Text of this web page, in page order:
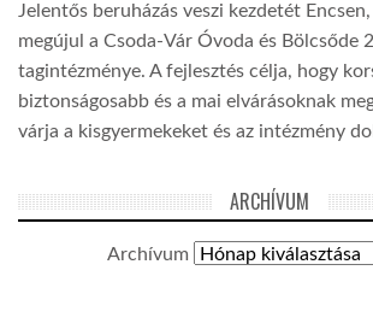
Jelentős beruházás veszi kezdetét
megújul a Csoda-Vár Óvoda és Bölcsőde
tagintézménye. A fejlesztés célja, hogy
biztonságosabb és a mai elvárásoknak
várja a kisgyermekeket és az intézmény
ARCHÍVUM
Archívum